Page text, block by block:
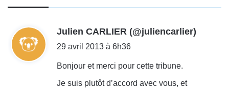
Julien CARLIER (@juliencarlier)
29 avril 2013 à 6h36
Bonjour et merci pour cette tribune.
Je suis plutôt d’accord avec vous, et